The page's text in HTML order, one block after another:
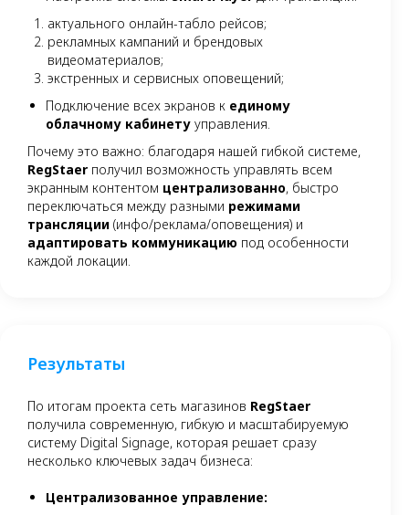
актуального онлайн-табло рейсов;
рекламных кампаний и брендовых
видеоматериалов;
экстренных и сервисных оповещений;
Подключение всех экранов к единому
облачному кабинету управления.
Почему это важно: благодаря нашей гибкой системе,
RegStaer получил возможность управлять всем
экранным контентом централизованно, быстро
переключаться между разными режимами
трансляции (инфо/реклама/оповещения) и
адаптировать коммуникацию под особенности
каждой локации.
Результаты
По итогам проекта сеть магазинов RegStaer
получила современную, гибкую и масштабируемую
систему Digital Signage, которая решает сразу
несколько ключевых задач бизнеса:
Централизованное управление: